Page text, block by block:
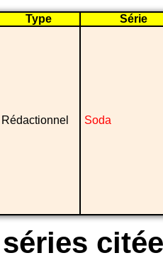
Type Série
Rédactionnel Soda